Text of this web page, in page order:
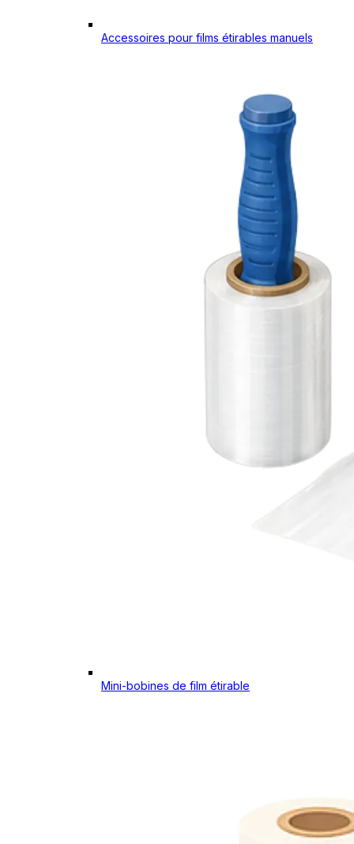
Accessoires pour films étirables manuels
Mini-bobines de film étirable